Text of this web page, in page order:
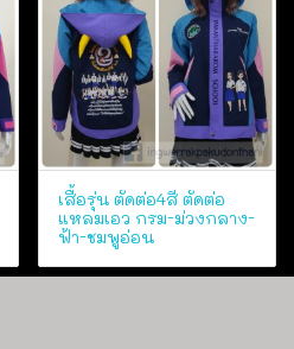
เสื้อรุ่น ตัดต่อ4สี ตัดต่อ
แหลมเอว กรม-ม่วงกลาง-
ฟ้า-ชมพูอ่อน